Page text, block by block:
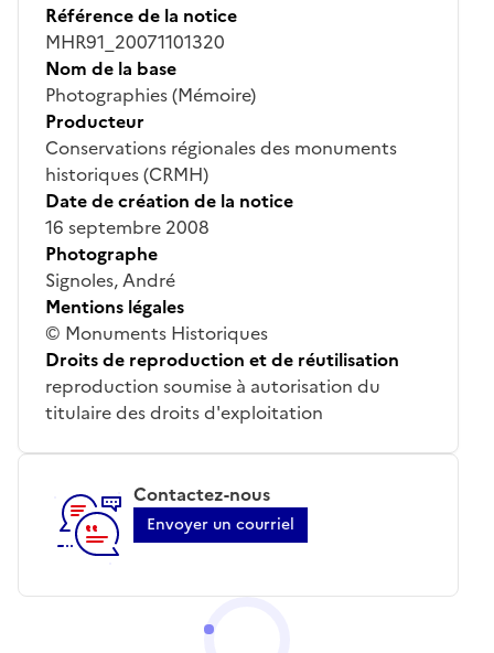
Référence de la notice
MHR91_20071101320
Nom de la base
Photographies (Mémoire)
Producteur
Conservations régionales des monuments
historiques (CRMH)
Date de création de la notice
16 septembre 2008
Photographe
Signoles, André
Mentions légales
© Monuments Historiques
Droits de reproduction et de réutilisation
reproduction soumise à autorisation du
titulaire des droits d'exploitation
Contactez-nous
Envoyer un courriel